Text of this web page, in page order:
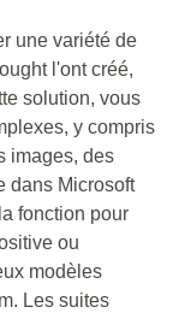
une variété de
l'ont créé,
solution, vous
y compris
images, des
dans Microsoft
fonction pour
ou
modèles
Les suites